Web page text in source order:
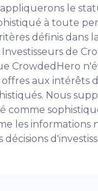
appliquerons le
à toute
définis dans
Investisseurs de
CrowdedHero
aux intérêts
Nous
comme
les informations